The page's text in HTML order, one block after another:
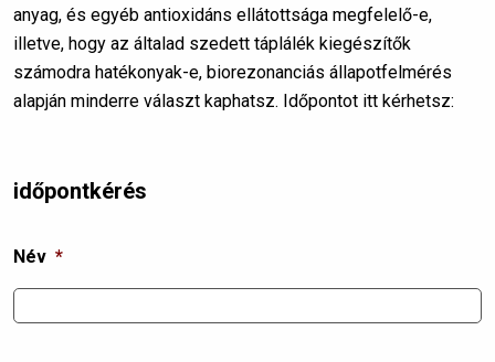
anyag, és egyéb antioxidáns ellátottsága megfelelő-e,
illetve, hogy az általad szedett táplálék kiegészítők
számodra hatékonyak-e, biorezonanciás állapotfelmérés
alapján minderre választ kaphatsz. Időpontot itt kérhetsz:
időpontkérés
Név *